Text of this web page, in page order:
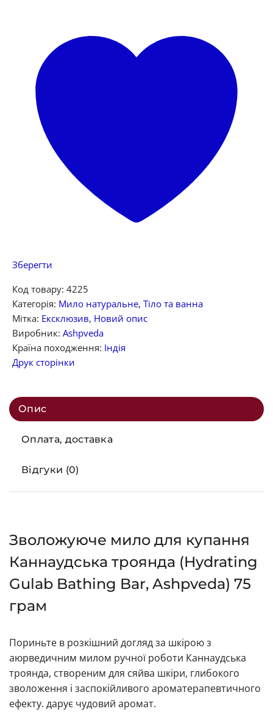
Зберегти
Код товару: 4225
Категорія: Мило натуральне, Тіло та ванна
Мітка: Ексклюзив, Новий опис
Виробник: Ashpveda
Країна походження: Індія
Друк сторінки
Опис
Оплата, доставка
Відгуки (0)
Зволожуюче мило для купання
Каннаудська троянда (Hydrating
Gulab Bathing Bar, Ashpveda) 75
грам
Пориньте в розкішний догляд за шкірою з
аюрведичним милом ручної роботи Каннаудська
троянда, створеним для сяйва шкіри, глибокого
зволоження і заспокійливого ароматерапевтичного
ефекту. дарує чудовий аромат.